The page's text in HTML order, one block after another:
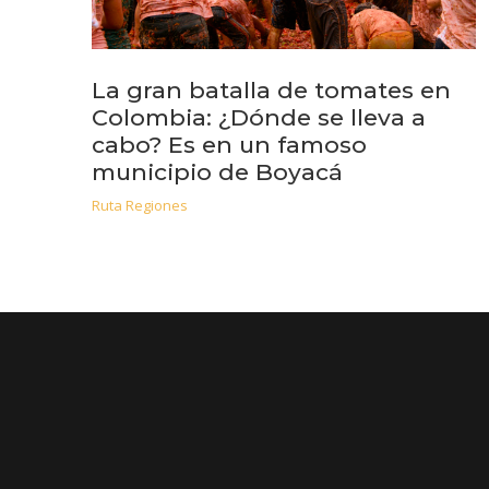
La gran batalla de tomates en
Colombia: ¿Dónde se lleva a
cabo? Es en un famoso
municipio de Boyacá
Ruta Regiones